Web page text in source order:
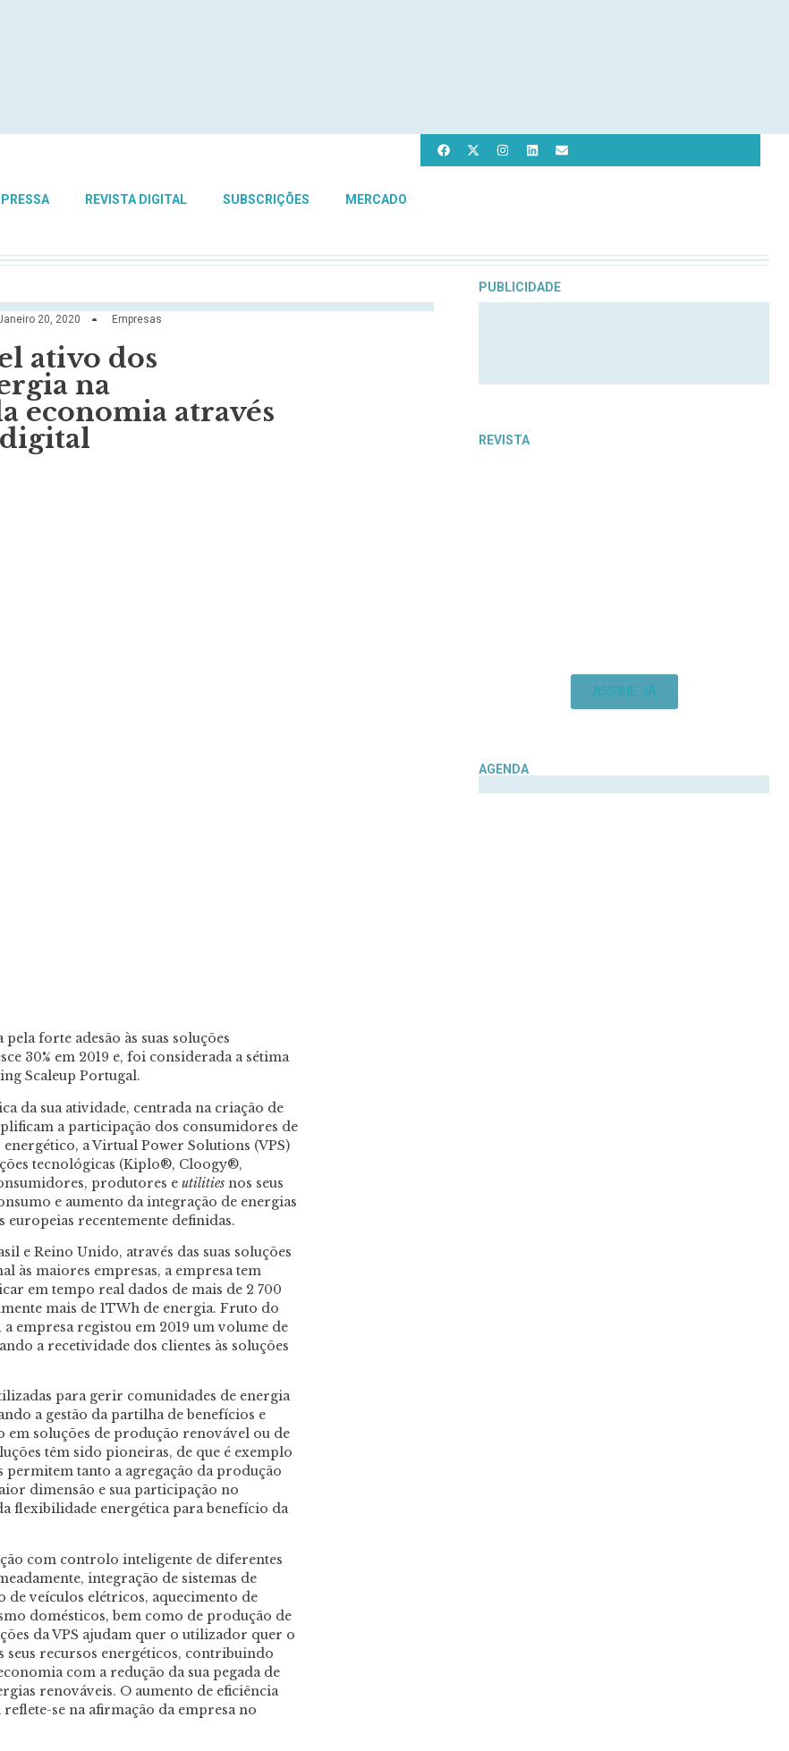
REVISTA DIGITAL SUBSCRIÇÕES MERCADO
20, 2020 Empresas
ativo dos
na
economia através
forte adesão às suas soluções
30% em 2019 e, foi considerada a sétima
Scaleup Portugal.
da sua atividade, centrada na criação de
a participação dos consumidores de
a Virtual Power Solutions (VPS)
tecnológicas (Kiplo®, Cloogy®,
produtores e utilities nos seus
e aumento da integração de energias
recentemente definidas.
e Reino Unido, através das suas soluções
às maiores empresas, a empresa tem
em tempo real dados de mais de 2 700
mais de 1TWh de energia. Fruto do
empresa registou em 2019 um volume de
a recetividade dos clientes às soluções
para gerir comunidades de energia
a gestão da partilha de benefícios e
soluções de produção renovável ou de
têm sido pioneiras, de que é exemplo
permitem tanto a agregação da produção
dimensão e sua participação no
flexibilidade energética para benefício da
com controlo inteligente de diferentes
integração de sistemas de
veículos elétricos, aquecimento de
domésticos, bem como de produção de
da VPS ajudam quer o utilizador quer o
recursos energéticos, contribuindo
com a redução da sua pegada de
renováveis. O aumento de eficiência
se na afirmação da empresa no
PUBLICIDADE
REVISTA
ASSINE JÁ
AGENDA